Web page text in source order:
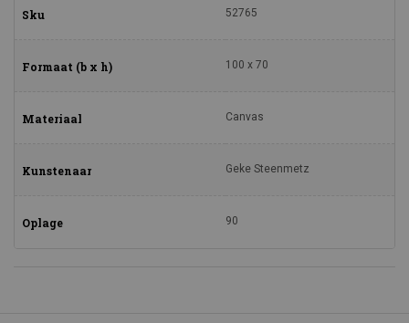
Sku 52765
Formaat (b x h) 100 x 70
Materiaal Canvas
Kunstenaar Geke Steenmetz
Oplage 90